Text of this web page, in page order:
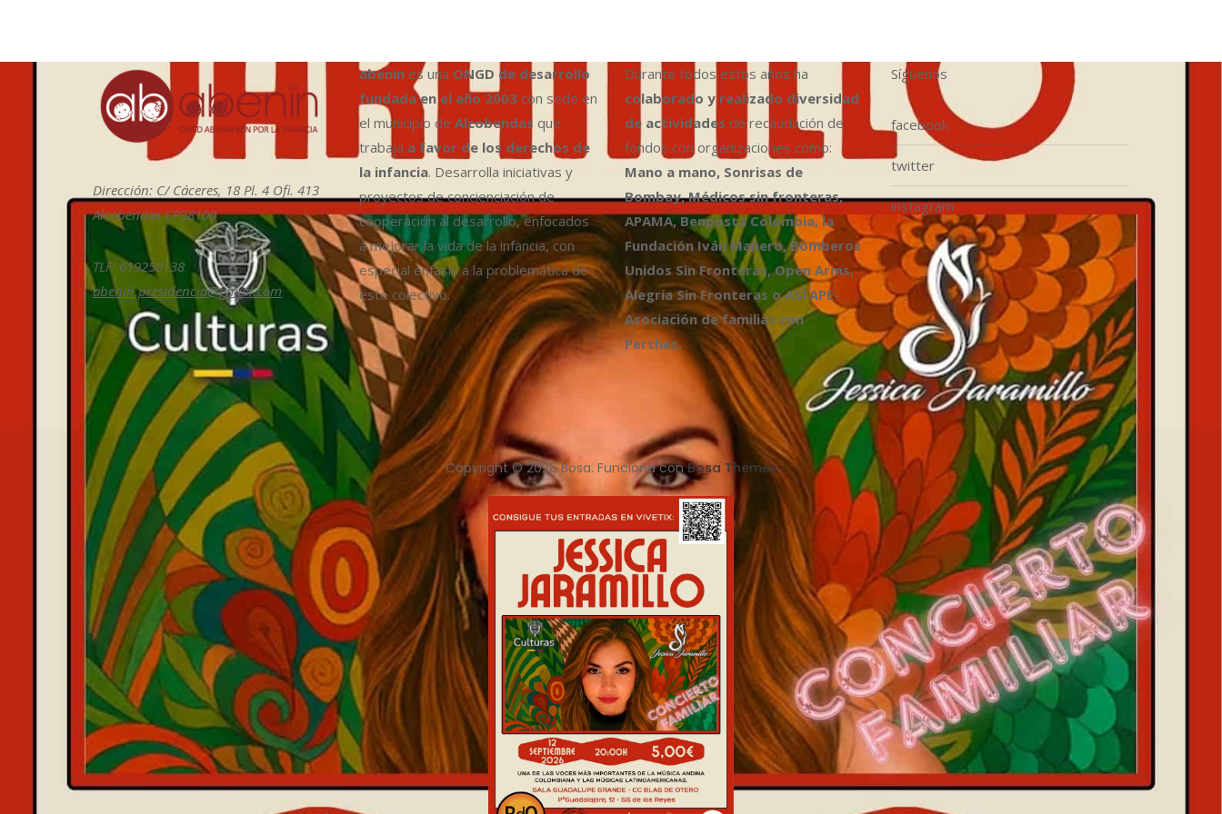
Dirección: C/ Cáceres, 18 Pl. 4 Ofi. 413
Alcobendas CP28100
TLF: 619250138
abenin.presidencia@gmail.com
abenines una ONGD de desarrollo
fundada en el año 2003 con sede en
el municipio de Alcobendas que
trabaja a favor de los derechos de
la infancia. Desarrolla iniciativas y
proyectos de concienciación de
cooperación al desarrollo, enfocados
a mejorar la vida de la infancia, con
especial énfasis a la problemática de
este colectivo.
Durante todos estos años ha
colaborado y realizado diversidad
de actividades de recaudación de
fondos con organizaciones como:
Mano a mano, Sonrisas de
Bombay, Médicos sin fronteras,
APAMA, Benposta Colombia, la
Fundación Iván Mañero, Bomberos
Unidos Sin Fronteras, Open Arms,
Alegría Sin Fronteras o ASFAPE-
Asociación de familias con
Perthes.
Síguenos
facebook
twitter
instagram
Copyright © 2026 Bosa. Funciona conBosa Themes